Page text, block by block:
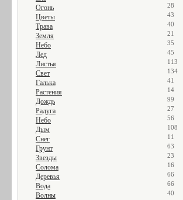
Огонь 28
Цветы 43
Трава 40
Земля 21
Небо 35
Лед 45
Листья 113
Свет 134
Галька 41
Растения 14
Дождь 99
Радуга 27
Небо 56
Дым 108
Снег 11
Грунт 63
Звезды 23
Солома 16
Деревья 66
Вода 66
Волны 40